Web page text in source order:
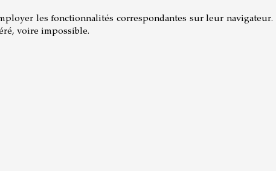
les fonctionnalités correspondantes sur leur navigateur.
voire impossible.